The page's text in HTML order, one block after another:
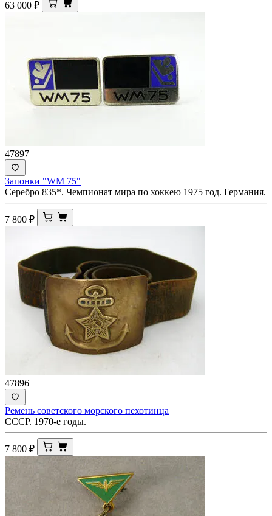
63 000 ₽
47897
Запонки "WM 75"
Серебро 835*. Чемпионат мира по хоккею 1975 год. Германия.
7 800 ₽
47896
Ремень советского морского пехотинца
СССР. 1970-е годы.
7 800 ₽